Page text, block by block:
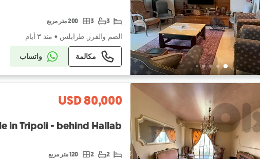
3
3 200 متر مربع
الضم والفرز, طرابلس • منذ ٣ أيام
مكالمة واتساب
USD 80,000
in Tripoli - behind Hallab
2
2 120 متر مربع